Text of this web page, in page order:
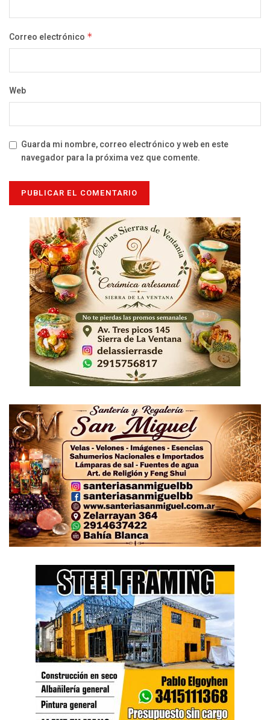
Correo electrónico *
Web
Guarda mi nombre, correo electrónico y web en este
navegador para la próxima vez que comente.